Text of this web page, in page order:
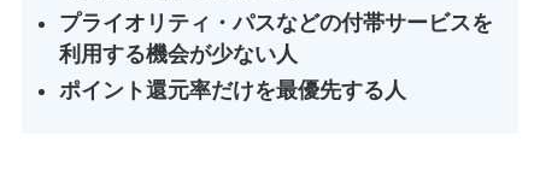
プライオリティ・パスなどの付帯サービスを
利用する機会が少ない人
ポイント還元率だけを最優先する人